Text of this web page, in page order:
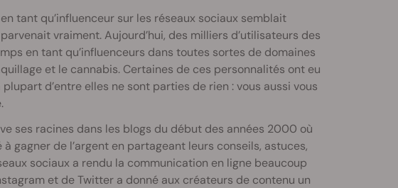
tant qu’influenceur sur les réseaux sociaux semblait
vraiment. Aujourd’hui, des milliers d’utilisateurs des
en tant qu’influenceurs dans toutes sortes de domaines
et le cannabis. Certaines de ces personnalités ont eu
d’entre elles ne sont parties de rien : vous aussi vous
ses racines dans les blogs du début des années 2000 où
gagner de l’argent en partageant leurs conseils, astuces,
sociaux a rendu la communication en ligne beaucoup
et de Twitter a donné aux créateurs de contenu un